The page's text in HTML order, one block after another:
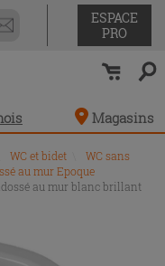
ESPACE
PRO
Magasins
WC et bidet
WC sans
au mur Epoque
au mur blanc brillant